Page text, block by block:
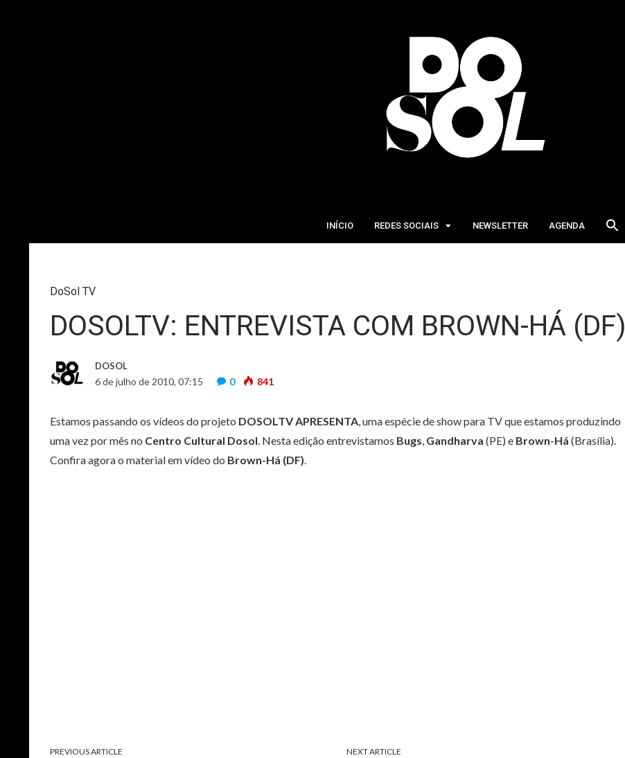
INÍCIO REDES SOCIAIS NEWSLETTER AGENDA
DoSol TV
DOSOLTV: ENTREVISTA COM BROWN-HÁ (DF)
DOSOL
6 de julho de 2010, 07:15 0 841
Estamos passando os vídeos do projeto DOSOLTV APRESENTA, uma espécie de show para TV que estamos produzindo
uma vez por mês no Centro Cultural Dosol. Nesta edição entrevistamos Bugs, Gandharva (PE) e Brown-Há (Brasília).
Confira agora o material em vídeo do Brown-Há (DF).
PREVIOUS ARTICLE NEXT ARTICLE